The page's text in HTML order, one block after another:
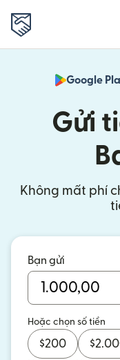
Google
Gửi
Không mất phí
Bạn gửi
Hoặc chọn số tiền
$200 $